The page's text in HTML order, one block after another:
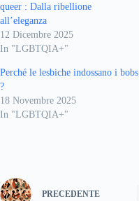
queer : Dalla ribellione
all’eleganza
12 Dicembre 2025
In "LGBTQIA+"
Perché le lesbiche indossano i bobs
?
18 Novembre 2025
In "LGBTQIA+"
PRECEDENTE